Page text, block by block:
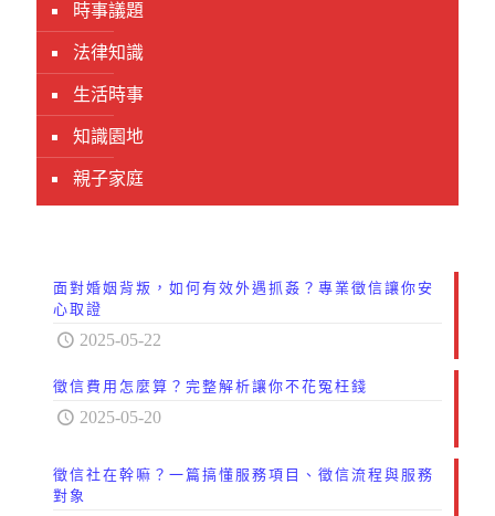
時事議題
法律知識
生活時事
知識園地
親子家庭
面對婚姻背叛，如何有效外遇抓姦？專業徵信讓你安
心取證
2025-05-22
徵信費用怎麼算？完整解析讓你不花冤枉錢
2025-05-20
徵信社在幹嘛？一篇搞懂服務項目、徵信流程與服務
對象